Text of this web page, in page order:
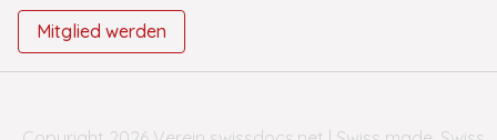
Mitglied werden